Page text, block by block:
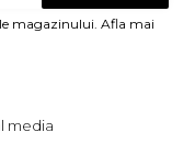
magazinului. Afla mai
media